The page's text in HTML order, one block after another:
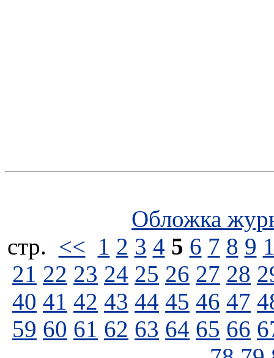
Обложка
стp. << 1 2 3 4 5 6 7 8 9
21 22 23 24 25 26 27 28
40 41 42 43 44 45 46 47
59 60 61 62 63 64 65 66